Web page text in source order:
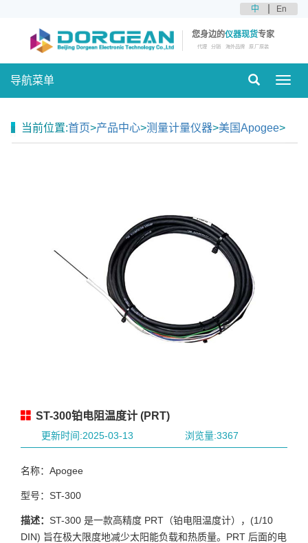
中 En
您身边的仪器现货专家
代理 分销 海外品牌 原厂原装
导航菜单
当前位置:首页>产品中心>测量计量仪器>美国Apogee>
ST-300铂电阻温度计 (PRT)
更新时间:2025-03-13 浏览量:3367
名称：Apogee
型号：ST-300
描述： ST-300 是一款高精度 PRT（铂电阻温度计），(1/10
DIN) 旨在极大限度地减少太阳能负载和热质量。PRT 后面的电